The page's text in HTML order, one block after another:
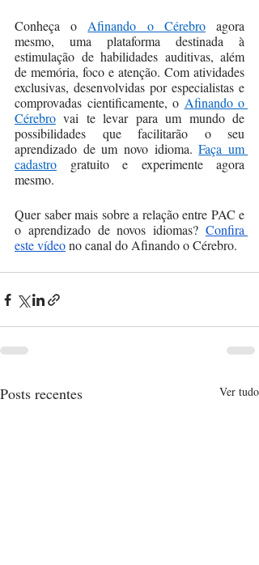
Conheça o Afinando o Cérebro agora
mesmo, uma plataforma destinada à
estimulação de habilidades auditivas, além
de memória, foco e atenção. Com atividades
exclusivas, desenvolvidas por especialistas e
comprovadas cientificamente, o Afinando o
Cérebro vai te levar para um mundo de
possibilidades que facilitarão o seu
aprendizado de um novo idioma. Faça um
cadastro gratuito e experimente agora
mesmo.
Quer saber mais sobre a relação entre PAC e
o aprendizado de novos idiomas? Confira
este vídeo no canal do Afinando o Cérebro.
Posts recentes Ver tudo